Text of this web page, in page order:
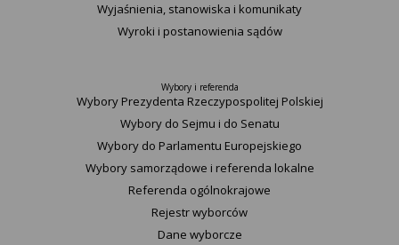
Wyjaśnienia, stanowiska i komunikaty
Wyroki i postanowienia sądów
Wybory i referenda
Wybory Prezydenta Rzeczypospolitej Polskiej
Wybory do Sejmu i do Senatu
Wybory do Parlamentu Europejskiego
Wybory samorządowe i referenda lokalne
Referenda ogólnokrajowe
Rejestr wyborców
Dane wyborcze